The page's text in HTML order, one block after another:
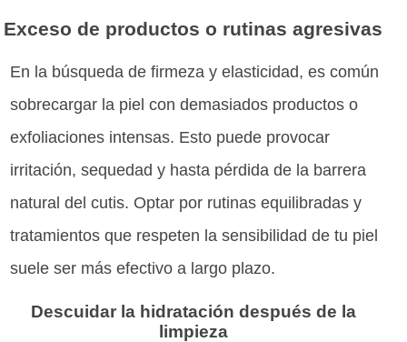
Exceso de productos o rutinas agresivas
En la búsqueda de firmeza y elasticidad, es común
sobrecargar la piel con demasiados productos o
exfoliaciones intensas. Esto puede provocar
irritación, sequedad y hasta pérdida de la barrera
natural del cutis. Optar por rutinas equilibradas y
tratamientos que respeten la sensibilidad de tu piel
suele ser más efectivo a largo plazo.
Descuidar la hidratación después de la
limpieza